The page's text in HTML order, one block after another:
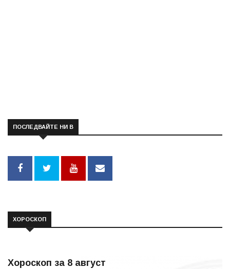
ПОСЛЕДВАЙТЕ НИ В
ХОРОСКОП
Хороскоп за 8 август